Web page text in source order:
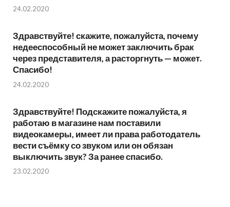
24.02.2020
Здравствуйте! скажите, пожалуйста, почему
недееспособный не может заключить брак
через представителя, а расторгнуть — может.
Спасибо!
24.02.2020
Здравствуйте! Подскажите пожалуйста, я
работаю в магазине нам поставили
видеокамеры, имеет ли права работодатель
вести съёмку со звуком или он обязан
выключить звук? За ранее спасибо.
23.02.2020